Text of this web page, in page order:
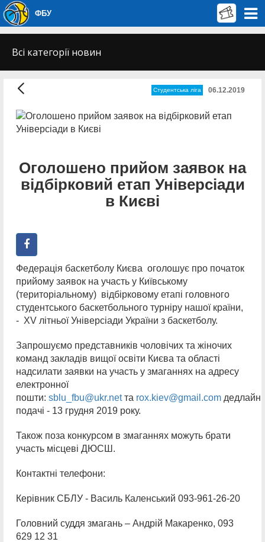
ФБУ
Всі категорії новин
Студентська ліга 06.12.2019
Оголошено прийом заявок на
відбірковий етап Універсіади
в Києві
Федерація баскетболу Києва оголошує про початок
прийому заявок на участь у Київському
(територіальному) відбірковому етапі головного
студентського баскетбольного турніру нашої країни,
- XV літньої Універсіади України з баскетболу.
Запрошуємо представників чоловічих та жіночих
команд закладів вищої освіти Києва та області
надсилати заявки на участь у змаганнях на адресу
електронної
пошти: sblu_fbu@ukr.netта rox.kiev@gmail.com дедлайн
подачі - 13 грудня 2019 року.
Також поза конкурсом в змаганнях можуть брати
участь місцеві ДЮСШ.
Контактні телефони:
Керівник СБЛУ - Василь Каленський 093-961-26-20
Головний суддя змагань – Андрій Макаренко, 093
629 12 31